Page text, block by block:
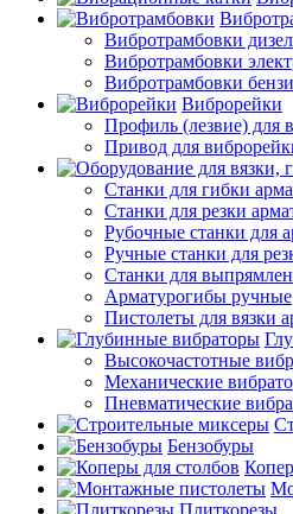
Вибротрамбовки
Вибротрамбовки
Вибротрамбовки
Виброрейки
Профиль (лезвие) для
Привод для
Станки для гибки
Станки для резки
Рубочные станки для
Ручные станки для
Станки для
Арматурогибы ручные
Пистолеты для вязки
Высокочастотные
Механические
Пневматические
Бензобуры
Плиткорезы